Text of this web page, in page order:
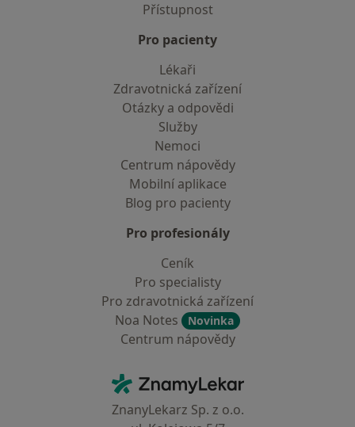
Přístupnost
Pro pacienty
Lékaři
Zdravotnická zařízení
Otázky a odpovědi
Služby
Nemoci
Centrum nápovědy
Mobilní aplikace
Blog pro pacienty
Pro profesionály
Ceník
Pro specialisty
Pro zdravotnická zařízení
Noa Notes
Novinka
Centrum nápovědy
ZnamyLekar - Hlavní stránka
ZnanyLekarz Sp. z o.o.